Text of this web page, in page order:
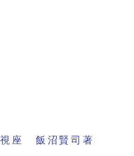
視座 飯沼賢司著